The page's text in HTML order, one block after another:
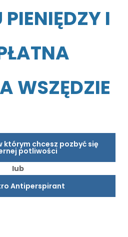
I
WSZĘDZIE
którym chcesz pozbyć się
potliwości
lub
Antiperspirant